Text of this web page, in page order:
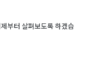
부터 살펴보도록 하겠습